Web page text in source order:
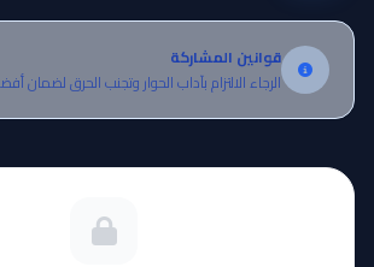
قوانين المشاركة
الرجاء الالتزام بآداب الحوار وتجنب الحرق لضمان